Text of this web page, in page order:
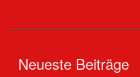
Neueste Beiträge